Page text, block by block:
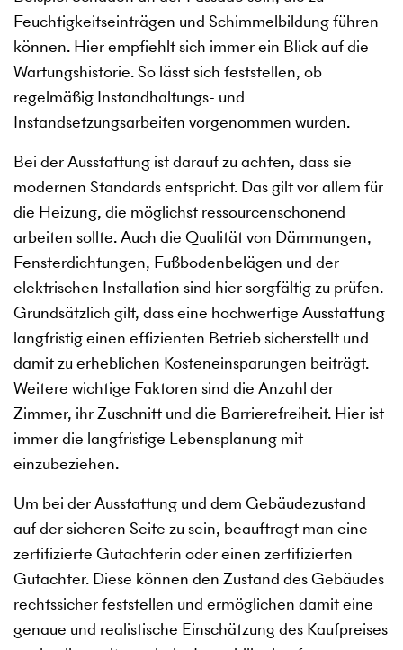
Feuchtigkeitseinträgen und Schimmelbildung führen
können. Hier empfiehlt sich immer ein Blick auf die
Wartungshistorie. So lässt sich feststellen, ob
regelmäßig Instandhaltungs- und
Instandsetzungsarbeiten vorgenommen wurden.
Bei der Ausstattung ist darauf zu achten, dass sie
modernen Standards entspricht. Das gilt vor allem für
die Heizung, die möglichst ressourcenschonend
arbeiten sollte. Auch die Qualität von Dämmungen,
Fensterdichtungen, Fußbodenbelägen und der
elektrischen Installation sind hier sorgfältig zu prüfen.
Grundsätzlich gilt, dass eine hochwertige Ausstattung
langfristig einen effizienten Betrieb sicherstellt und
damit zu erheblichen Kosteneinsparungen beiträgt.
Weitere wichtige Faktoren sind die Anzahl der
Zimmer, ihr Zuschnitt und die Barrierefreiheit. Hier ist
immer die langfristige Lebensplanung mit
einzubeziehen.
Um bei der Ausstattung und dem Gebäudezustand
auf der sicheren Seite zu sein, beauftragt man eine
zertifizierte Gutachterin oder einen zertifizierten
Gutachter. Diese können den Zustand des Gebäudes
rechtssicher feststellen und ermöglichen damit eine
genaue und realistische Einschätzung des Kaufpreises